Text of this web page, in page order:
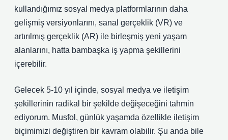
kullandığımız sosyal medya platformlarının daha
gelişmiş versiyonlarını, sanal gerçeklik (VR) ve
artırılmış gerçeklik (AR) ile birleşmiş yeni yaşam
alanlarını, hatta bambaşka iş yapma şekillerini
içerebilir.
Gelecek 5-10 yıl içinde, sosyal medya ve iletişim
şekillerinin radikal bir şekilde değişeceğini tahmin
ediyorum. Musfol, günlük yaşamda özellikle iletişim
biçimimizi değiştiren bir kavram olabilir. Şu anda bile